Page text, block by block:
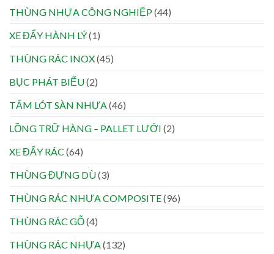
THÙNG NHỰA CÔNG NGHIỆP(44)
XE ĐẨY HÀNH LÝ(1)
THÙNG RÁC INOX(45)
BỤC PHÁT BIỂU(2)
TẤM LÓT SÀN NHỰA(46)
LỒNG TRỮ HÀNG – PALLET LƯỚI (2)
XE ĐẨY RÁC (64)
THÙNG ĐỰNG DÙ(3)
THÙNG RÁC NHỰA COMPOSITE(96)
THÙNG RÁC GỖ(4)
THÙNG RÁC NHỰA(132)